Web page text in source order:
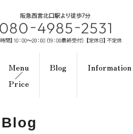
Menu
／
Price
Blog Information
Blog